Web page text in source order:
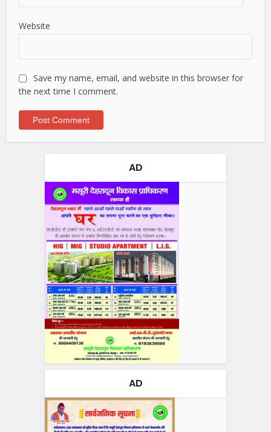
Website
Save my name, email, and website in this browser for
the next time I comment.
AD
AD